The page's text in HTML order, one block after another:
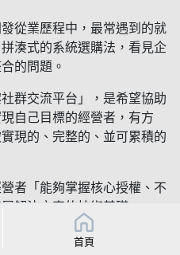
從業歷程中，最常遇到的就
湊式的系統選購法，看見企
的問題。
群交流平台」，是希望協助
自己目標的經營者，有方
現的、完整的、並可累積的
者「能夠掌握核心授權、不
解決方案的技術基礎。
更多的經營者願意採用，並
首頁